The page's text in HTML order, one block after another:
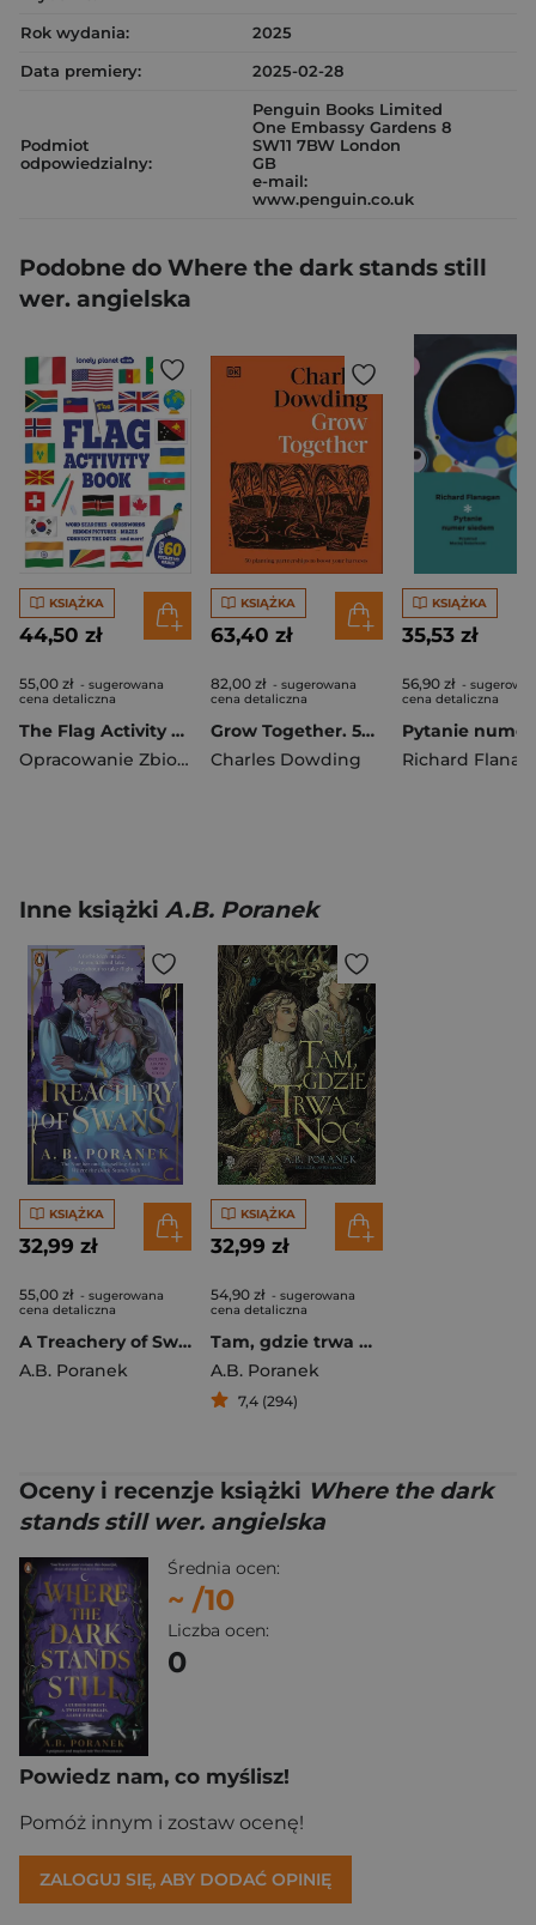
Rok wydania:
2025
Data premiery:
2025-02-28
Podmiot
odpowiedzialny:
Penguin Books Limited
One Embassy Gardens 8
SW11 7BW London
GB
e-mail:
www.penguin.co.uk
Podobne do Where the dark stands still
wer. angielska
KSIĄŻKA
44,50 zł
55,00 zł - sugerowana
cena detaliczna
The Flag Activity Book. Lonely Planet Kids
Opracowanie Zbiorowe
KSIĄŻKA
63,40 zł
82,00 zł - sugerowana
cena detaliczna
Grow Together. 50 Planting Partnerships to Boost Your Harvests
Charles Dowding
KSIĄŻKA
35,53 zł
56,90 zł -
cena detaliczna
Richard
Inne książki A.B. Poranek
KSIĄŻKA
32,99 zł
55,00 zł - sugerowana
cena detaliczna
A Treachery of Swans
A.B. Poranek
KSIĄŻKA
32,99 zł
54,90 zł - sugerowana
cena detaliczna
Tam, gdzie trwa noc
A.B. Poranek
7,4 (294)
Oceny i recenzje książki Where the dark
stands still wer. angielska
Średnia ocen:
~ /10
Liczba ocen:
0
Powiedz nam, co myślisz!
Pomóż innym i zostaw ocenę!
ZALOGUJ SIĘ, ABY DODAĆ OPINIĘ